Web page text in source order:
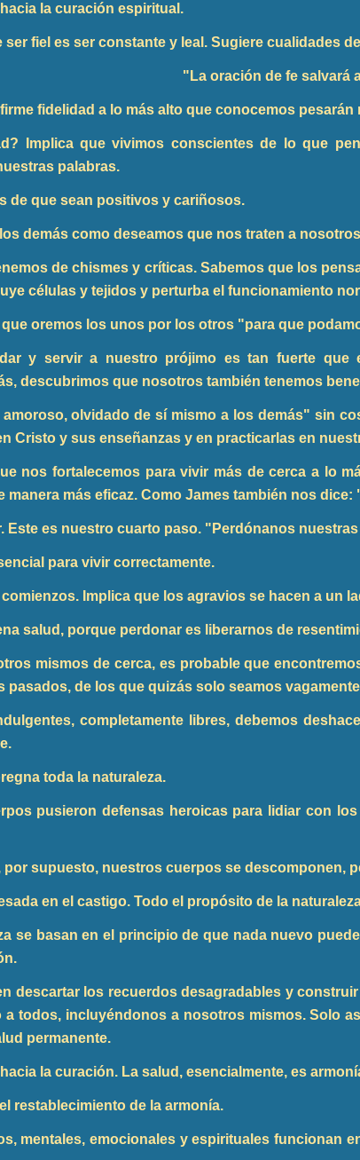
la curación espiritual.
fiel es ser constante y leal. Sugiere cualidades
"La oración de fe salvará
fidelidad a lo más alto que conocemos
Implica que vivimos conscientes de lo que
palabras.
de que sean positivos y cariñosos.
demás como deseamos que nos traten a
de chismes y críticas. Sabemos que los
células y tejidos y perturba el funcionamiento
oremos los unos por los otros "para que
y servir a nuestro prójimo es tan fuerte
descubrimos que nosotros también tenemos
olvidado de sí mismo a los demás" sin
Cristo y sus enseñanzas y en practicarlas en
nos fortalecemos para vivir más de cerca a lo
manera más eficaz. Como James también nos dice:
Este es nuestro cuarto paso. "Perdónanos
para vivir correctamente.
Implica que los agravios se hacen a un
salud, porque perdonar es liberarnos de
mismos de cerca, es probable que
pasados, de los que quizás solo seamos
completamente libres, debemos
toda la naturaleza.
pusieron defensas heroicas para lidiar con
supuesto, nuestros cuerpos se descomponen,
en el castigo. Todo el propósito de la
se basan en el principio de que nada nuevo
descartar los recuerdos desagradables y
a todos, incluyéndonos a nosotros mismos. Solo
permanente.
la curación. La salud, esencialmente, es
restablecimiento de la armonía.
mentales, emocionales y espirituales funcionan